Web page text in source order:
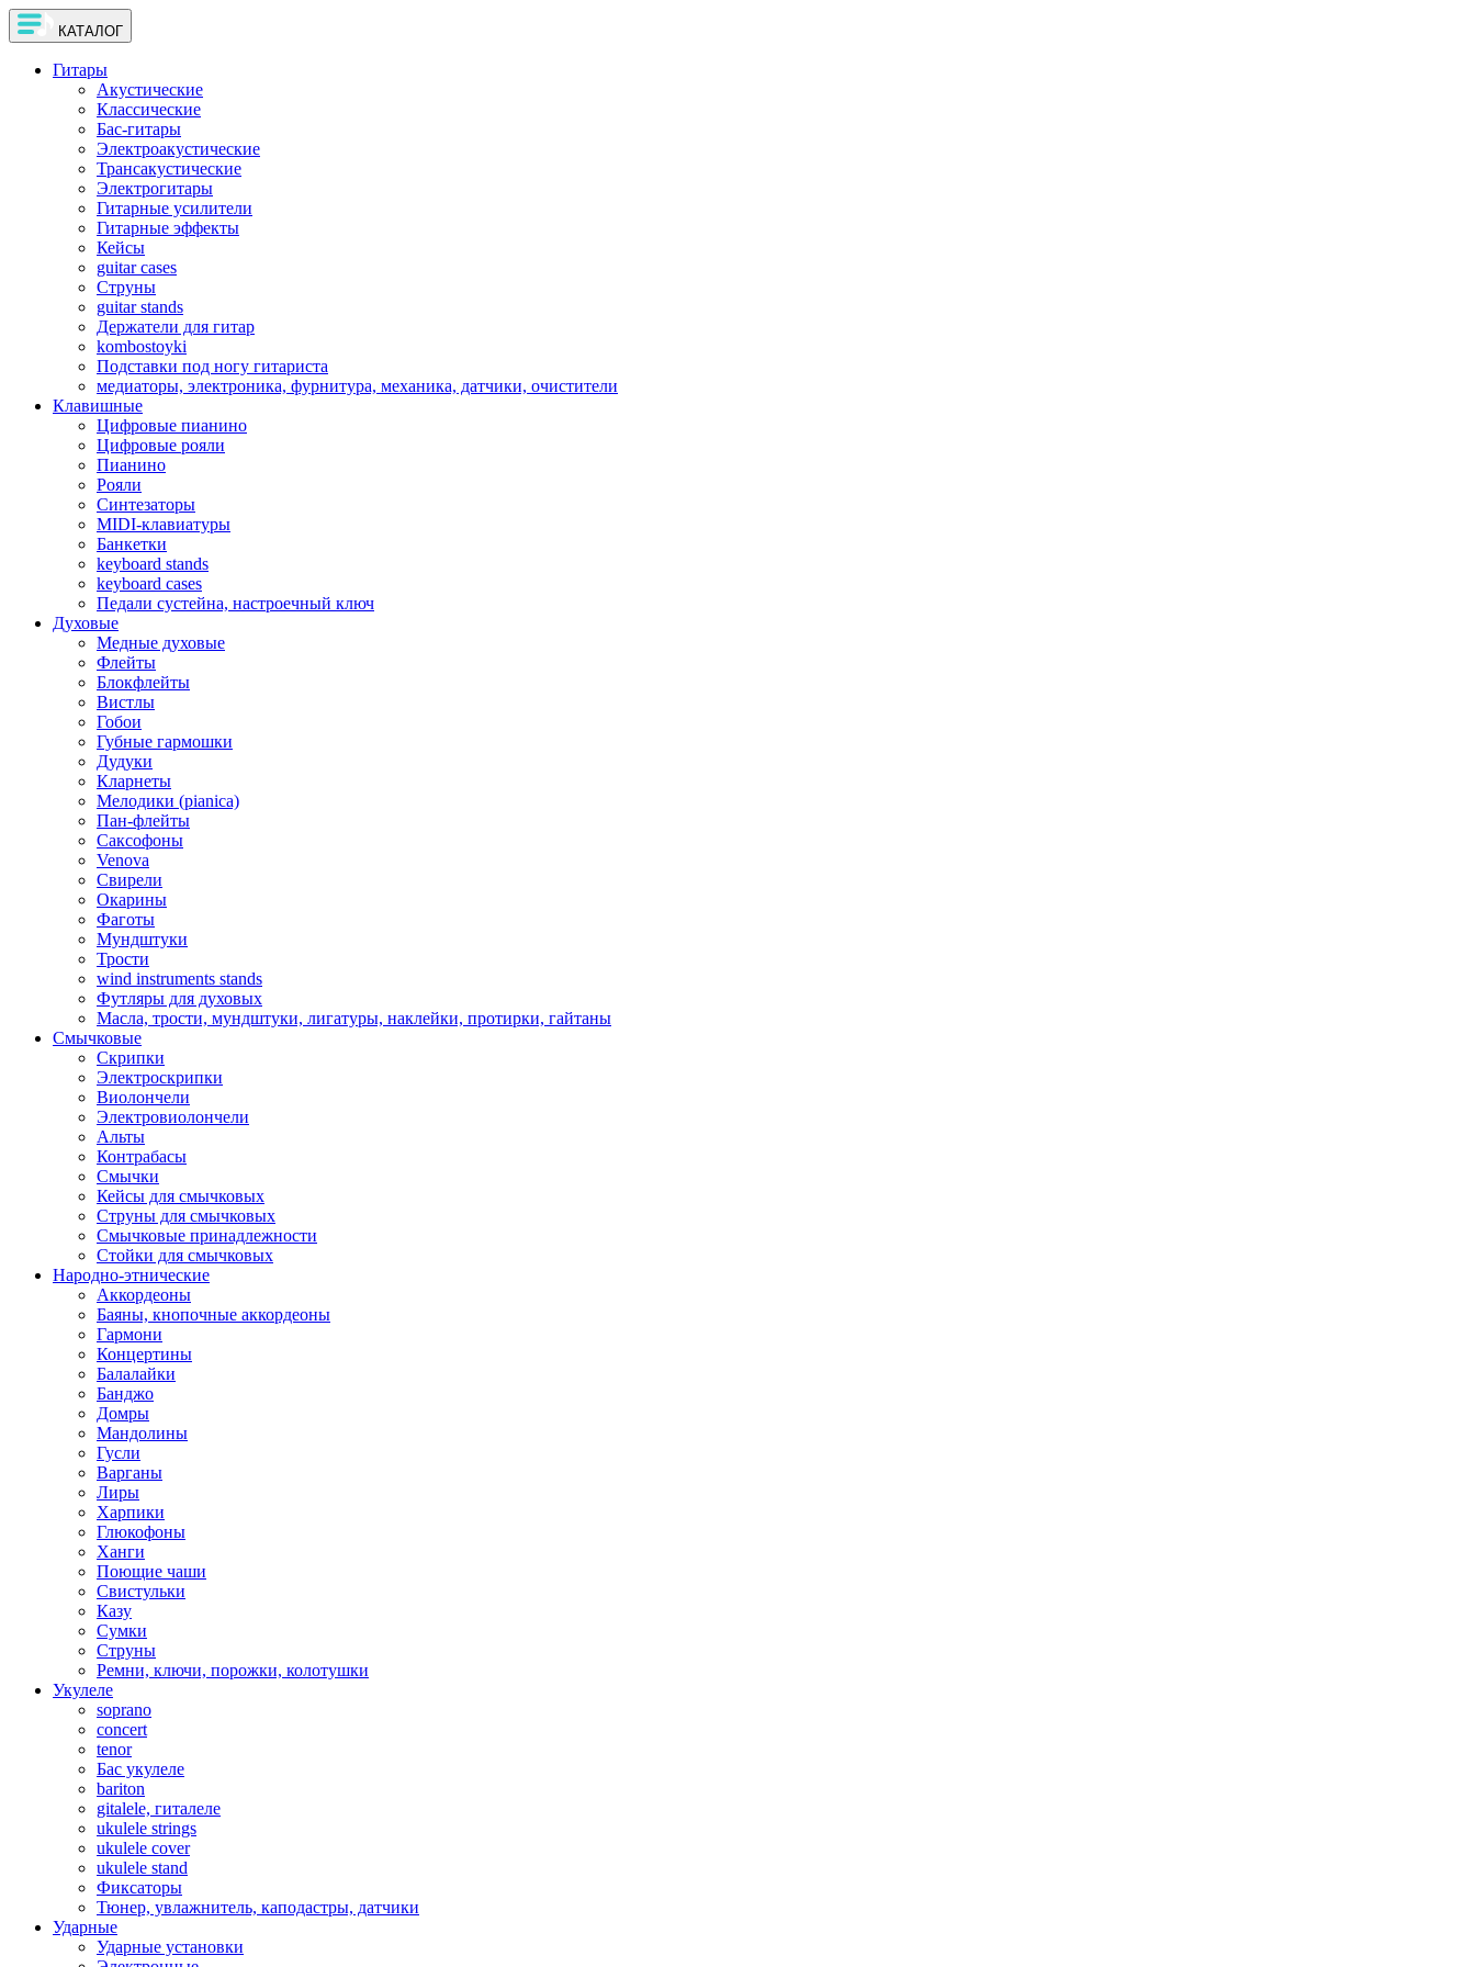
КАТАЛОГ
Гитары
Акустические
Классические
Бас-гитары
Электроакустические
Трансакустические
Электрогитары
Гитарные усилители
Гитарные эффекты
Кейсы
guitar cases
Струны
guitar stands
Держатели для гитар
kombostoyki
Подставки под ногу гитариста
медиаторы, электроника, фурнитура, механика, датчики, очистители
Клавишные
Цифровые пианино
Цифровые рояли
Пианино
Рояли
Синтезаторы
MIDI-клавиатуры
Банкетки
keyboard stands
keyboard cases
Педали сустейна, настроечный ключ
Духовые
Медные духовые
Флейты
Блокфлейты
Вистлы
Гобои
Губные гармошки
Дудуки
Кларнеты
Мелодики (pianica)
Пан-флейты
Саксофоны
Venova
Свирели
Окарины
Фаготы
Мундштуки
Трости
wind instruments stands
Футляры для духовых
Масла, трости, мундштуки, лигатуры, наклейки, протирки, гайтаны
Смычковые
Скрипки
Электроскрипки
Виолончели
Электровиолончели
Альты
Контрабасы
Смычки
Кейсы для смычковых
Струны для смычковых
Смычковые принадлежности
Стойки для смычковых
Народно-этнические
Аккордеоны
Баяны, кнопочные аккордеоны
Гармони
Концертины
Балалайки
Банджо
Домры
Мандолины
Гусли
Варганы
Лиры
Харпики
Глюкофоны
Ханги
Поющие чаши
Свистульки
Казу
Сумки
Струны
Ремни, ключи, порожки, колотушки
Укулеле
soprano
concert
tenor
Бас укулеле
bariton
gitalele, гиталеле
ukulele strings
ukulele cover
ukulele stand
Фиксаторы
Тюнер, увлажнитель, каподастры, датчики
Ударные
Ударные установки